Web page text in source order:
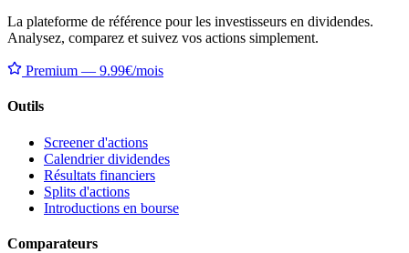
La plateforme de référence pour les investisseurs en dividendes.
Analysez, comparez et suivez vos actions simplement.
Premium — 9.99€/mois
Outils
Screener d'actions
Calendrier dividendes
Résultats financiers
Splits d'actions
Introductions en bourse
Comparateurs